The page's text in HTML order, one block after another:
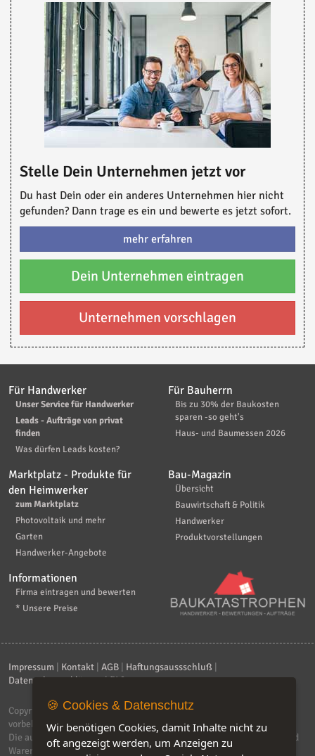
Stelle Dein Unternehmen jetzt vor
Du hast Dein oder ein anderes Unternehmen hier nicht
gefunden? Dann trage es ein und bewerte es jetzt sofort.
mehr erfahren
Dein Unternehmen eintragen
Unternehmen vorschlagen
Für Handwerker
Unser Service für Handwerker
Leads - Aufträge von privat
finden
Was dürfen Leads kosten?
Für Bauherrn
Bis zu 30% der Baukosten
sparen -so geht's
Haus- und Baumessen 2026
Marktplatz - Produkte für
den Heimwerker
zum Marktplatz
Photovoltaik und mehr
Garten
Handwerker-Angebote
Bau-Magazin
Übersicht
Bauwirtschaft & Politik
Handwerker
Produktvorstellungen
Informationen
Firma eintragen und bewerten
* Unsere Preise
Impressum Kontakt AGB Haftungsaussschluß
Datenschutzerklärung|FAQ
Copyright © 2026ebiz-consult GmbH & Co. KG
vorbehalten.
Die auf dieser Seite verwendeten Produktbezeichnungen, Namen und
Warenzeichen sind Eigentum der jeweiligen Firmen. Unser Portal
🍪 Cookies & Datenschutz
Wir benötigen Cookies, damit Inhalte nicht zu
oft angezeigt werden, um Anzeigen zu